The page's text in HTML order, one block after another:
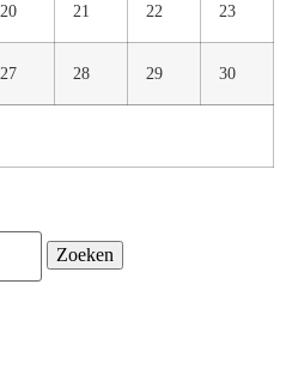
20 21 22 23
27 28 29 30